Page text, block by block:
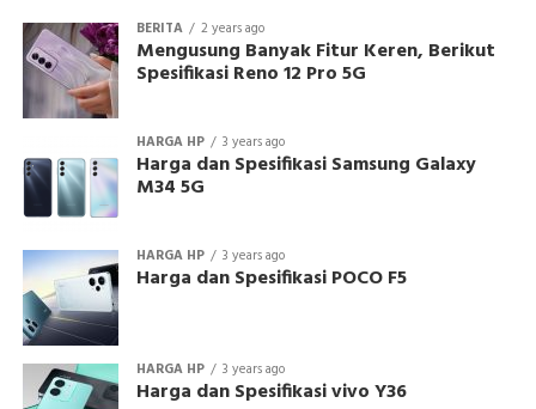
BERITA 2 years ago
Mengusung Banyak Fitur Keren, Berikut
Spesifikasi Reno 12 Pro 5G
HARGA HP 3 years ago
Harga dan Spesifikasi Samsung Galaxy
M34 5G
HARGA HP 3 years ago
Harga dan Spesifikasi POCO F5
HARGA HP 3 years ago
Harga dan Spesifikasi vivo Y36